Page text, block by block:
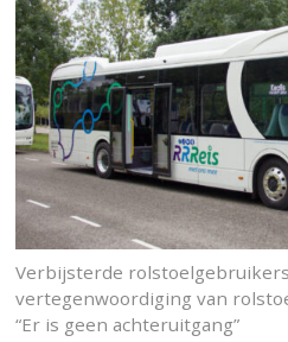
Verbijsterde
vertegenwoordiging van
“Er is geen achteruitgang”